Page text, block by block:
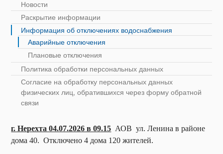
Новости
Раскрытие информации
Информация об отключениях водоснабжения
Аварийные отключения
Плановые отключения
Политика обработки персональных данных
Согласие на обработку персональных данных
физических лиц, обратившихся через форму обратной
связи
г. Нерехта 04.07.2026 в 09.15 АОВ ул. Ленина в районе
дома 40. Отключено 4 дома 120 жителей.